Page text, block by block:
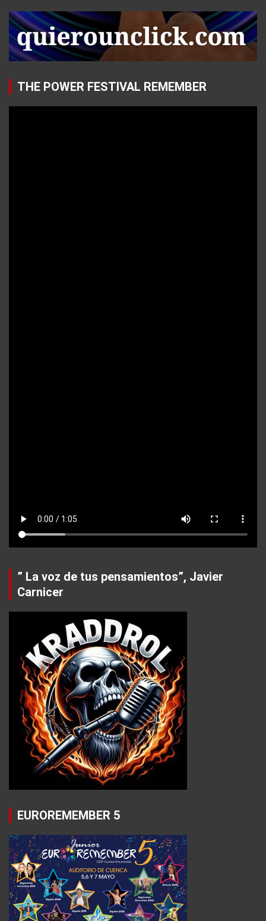
THE POWER FESTIVAL REMEMBER
” La voz de tus pensamientos”, Javier
Carnicer
EUROREMEMBER 5